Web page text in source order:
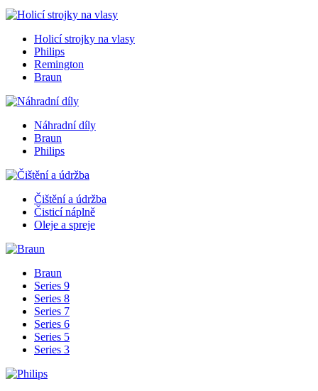
Holicí strojky na vlasy
Philips
Remington
Braun
Náhradní díly
Braun
Philips
Čištění a údržba
Čisticí náplně
Oleje a spreje
Braun
Series 9
Series 8
Series 7
Series 6
Series 5
Series 3